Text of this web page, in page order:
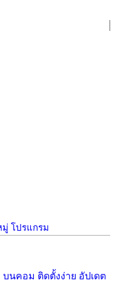
โปรแกรม
นคอม ติดตั้งง่าย อัปเดต